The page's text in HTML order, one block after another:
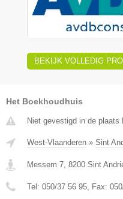
BEKIJK VOLLEDIG
Het Boekhoudhuis
Niet gevestigd in de plaats
West-Vlaanderen » Sint
Messem 7 8200 Sint
Tel: 050/37 56 95 , Fax: